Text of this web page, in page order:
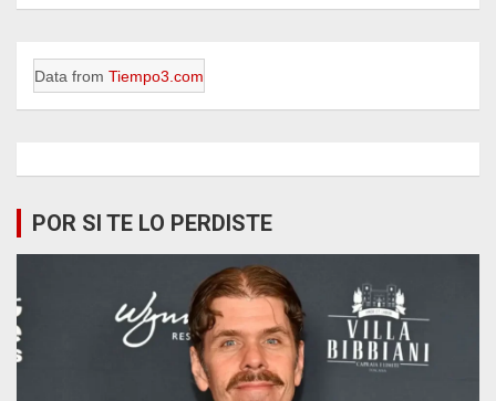
Data from Tiempo3.com
POR SI TE LO PERDISTE